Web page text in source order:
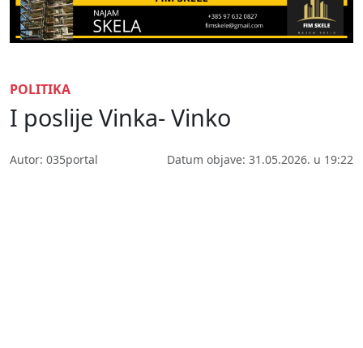
POLITIKA
I poslije Vinka- Vinko
Autor: 035portal Datum objave: 31.05.2026. u 19:22